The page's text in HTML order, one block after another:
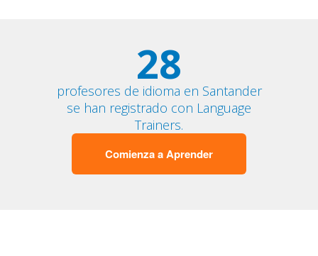
28
profesores de idioma en Santander
se han registrado con Language
Trainers.
Comienza a Aprender